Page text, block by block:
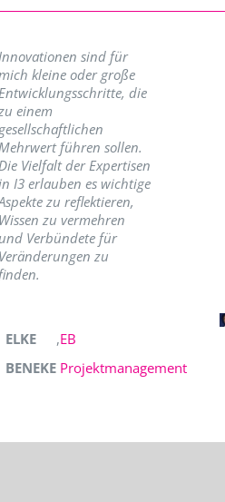
sind für
kleine oder große
die
einem
führen sollen.
Vielfalt der Expertisen
I3 erlauben es wichtige
zu reflektieren,
Wissen zu vermehren
und Verbündete für
Veränderungen zu
ELKE
BENEKE
,EB
Projektmanagement